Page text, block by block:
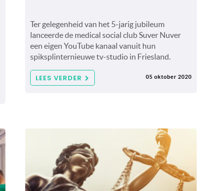
Ter gelegenheid van het 5-jarig jubileum
lanceerde de medical social club Suver Nuver
een eigen YouTube kanaal vanuit hun
spiksplinternieuwe tv-studio in Friesland.
LEES VERDER 05 oktober 2020